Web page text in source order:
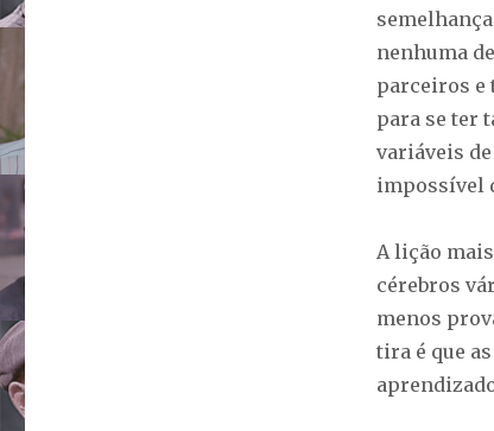
nenhuma
parceiros e
para se ter
variáveis
impossível
A lição
cérebros
menos
tira é que